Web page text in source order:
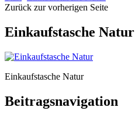
Zurück zur vorherigen Seite
Einkaufstasche Natur
Einkaufstasche Natur
Beitragsnavigation